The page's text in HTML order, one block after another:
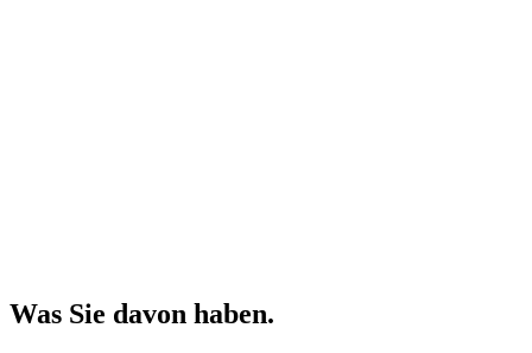
Was Sie davon haben.